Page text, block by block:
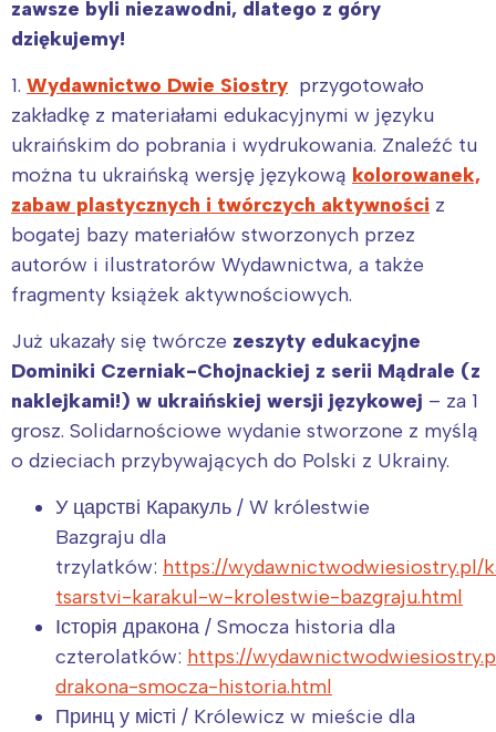
zawsze byli niezawodni, dlatego z góry
dziękujemy!
1. Wydawnictwo Dwie Siostry przygotowało
zakładkę z materiałami edukacyjnymi w języku
ukraińskim do pobrania i wydrukowania. Znaleźć tu
można tu ukraińską wersję językową kolorowanek,
zabaw plastycznych i twórczych aktywności z
bogatej bazy materiałów stworzonych przez
autorów i ilustratorów Wydawnictwa, a także
fragmenty książek aktywnościowych.
Już ukazały się twórcze zeszyty edukacyjne
Dominiki Czerniak-Chojnackiej z serii Mądrale (z
naklejkami!) w ukraińskiej wersji językowej – za 1
grosz. Solidarnościowe wydanie stworzone z myślą
o dzieciach przybywających do Polski z Ukrainy.
У царстві Каракуль / W królestwie
Bazgraju dla
trzylatków: https://wydawnictwodwiesiostry.pl/
tsarstvi-karakul-w-krolestwie-bazgraju.html
Історія дракона / Smocza historia dla
czterolatków: https://
drakona-smocza-historia.html
Принц у місті / Królewicz w mieście dla